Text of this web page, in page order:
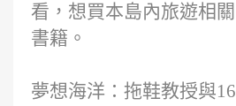
看，想買本島內旅遊相關
書籍。
夢想海洋：拖鞋教授與16